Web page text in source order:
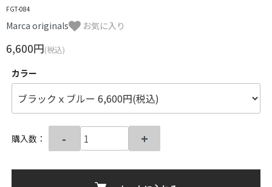
FGT-084
Marca originals お気に入り
6,600円(税込)
カラー
購入数： - +